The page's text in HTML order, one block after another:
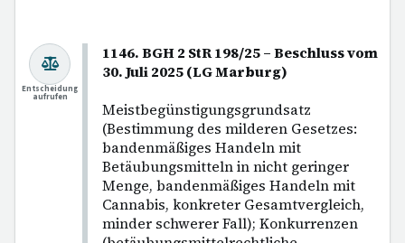
1146. BGH 2 StR 198/25 – Beschluss vom
30. Juli 2025 (LG Marburg)
Meistbegünstigungsgrundsatz
(Bestimmung des milderen Gesetzes:
bandenmäßiges Handeln mit
Betäubungsmitteln in nicht geringer
Menge, bandenmäßiges Handeln mit
Cannabis, konkreter Gesamtvergleich,
minder schwerer Fall); Konkurrenzen
Entscheidung
aufrufen